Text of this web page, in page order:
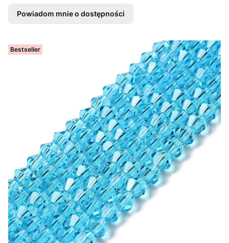
Powiadom mnie o dostępności
Bestseller